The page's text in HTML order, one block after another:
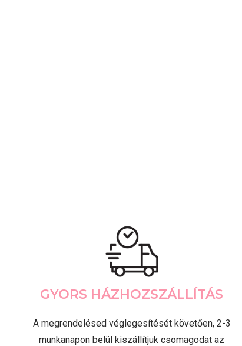
GYORS HÁZHOZSZÁLLÍTÁS
A megrendelésed véglegesítését követően, 2-3
munkanapon belül kiszállítjuk csomagodat az